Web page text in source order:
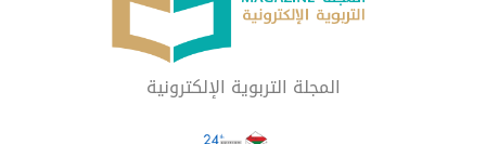
المجلة التربوية الإلكترونية